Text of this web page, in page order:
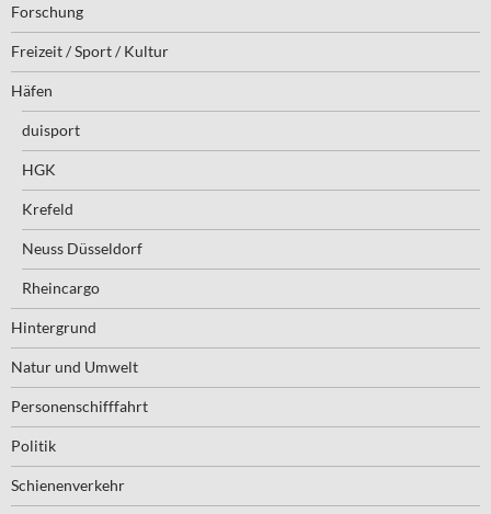
Forschung
Freizeit / Sport / Kultur
Häfen
duisport
HGK
Krefeld
Neuss Düsseldorf
Rheincargo
Hintergrund
Natur und Umwelt
Personenschifffahrt
Politik
Schienenverkehr